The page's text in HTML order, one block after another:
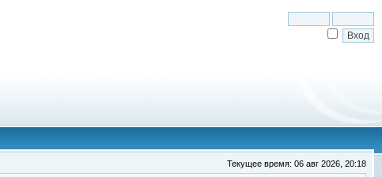
Текущее время: 06 авг 2026, 20:18